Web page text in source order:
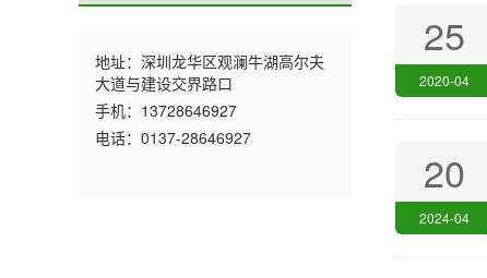
地址：深圳龙华区观澜牛湖高尔夫
大道与建设交界路口
手机：13728646927
电话：0137-28646927
25
2020-04
20
2024-04